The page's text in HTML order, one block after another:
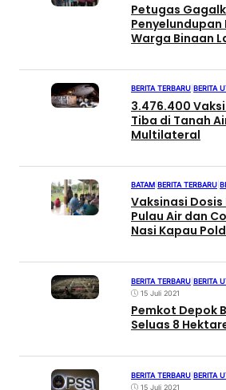
Petugas
Warga Binaan
BERITA TERBARU BERITA
3.476.400
Tiba di Tanah
Multilateral
BATAM BERITA TERBARU
Vaksinasi
Pulau Air dan
Nasi Kapau
BERITA TERBARU BERITA
15 Juli 2021
Pemkot Depok
Seluas 8
BERITA TERBARU BERITA
15 Juli 2021